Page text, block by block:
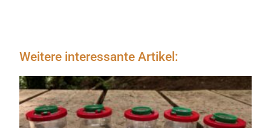
Weitere interessante Artikel: